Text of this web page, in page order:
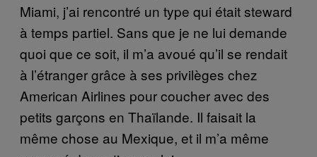
Miami, j’ai rencontré un type qui était steward
à temps partiel. Sans que je ne lui demande
quoi que ce soit, il m’a avoué qu’il se rendait
à l’étranger grâce à ses privilèges chez
American Airlines pour coucher avec des
petits garçons en Thaïlande. Il faisait la
même chose au Mexique, et il m’a même